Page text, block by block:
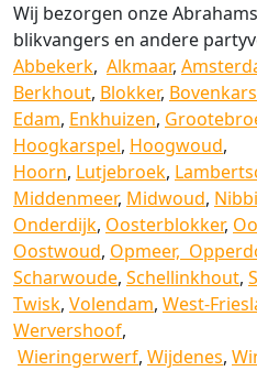
Wij bezorgen onze
blikvangers en andere
Abbekerk, Alkmaar,
Berkhout, Blokker,
Edam, Enkhuizen,
Hoogkarspel, Hoogwoud,
Hoorn, Lutjebroek,
Middenmeer, Midwoud,
Onderdijk, Oosterblokker,
Oostwoud, Opmeer,
Scharwoude, Schellinkhout,
Twisk, Volendam, West-
Wervershoof,
Wieringerwerf, Wijdenes,